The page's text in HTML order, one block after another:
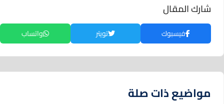
شارك المقال
فيسبوك تويتر واتساب
مواضيع ذات صلة